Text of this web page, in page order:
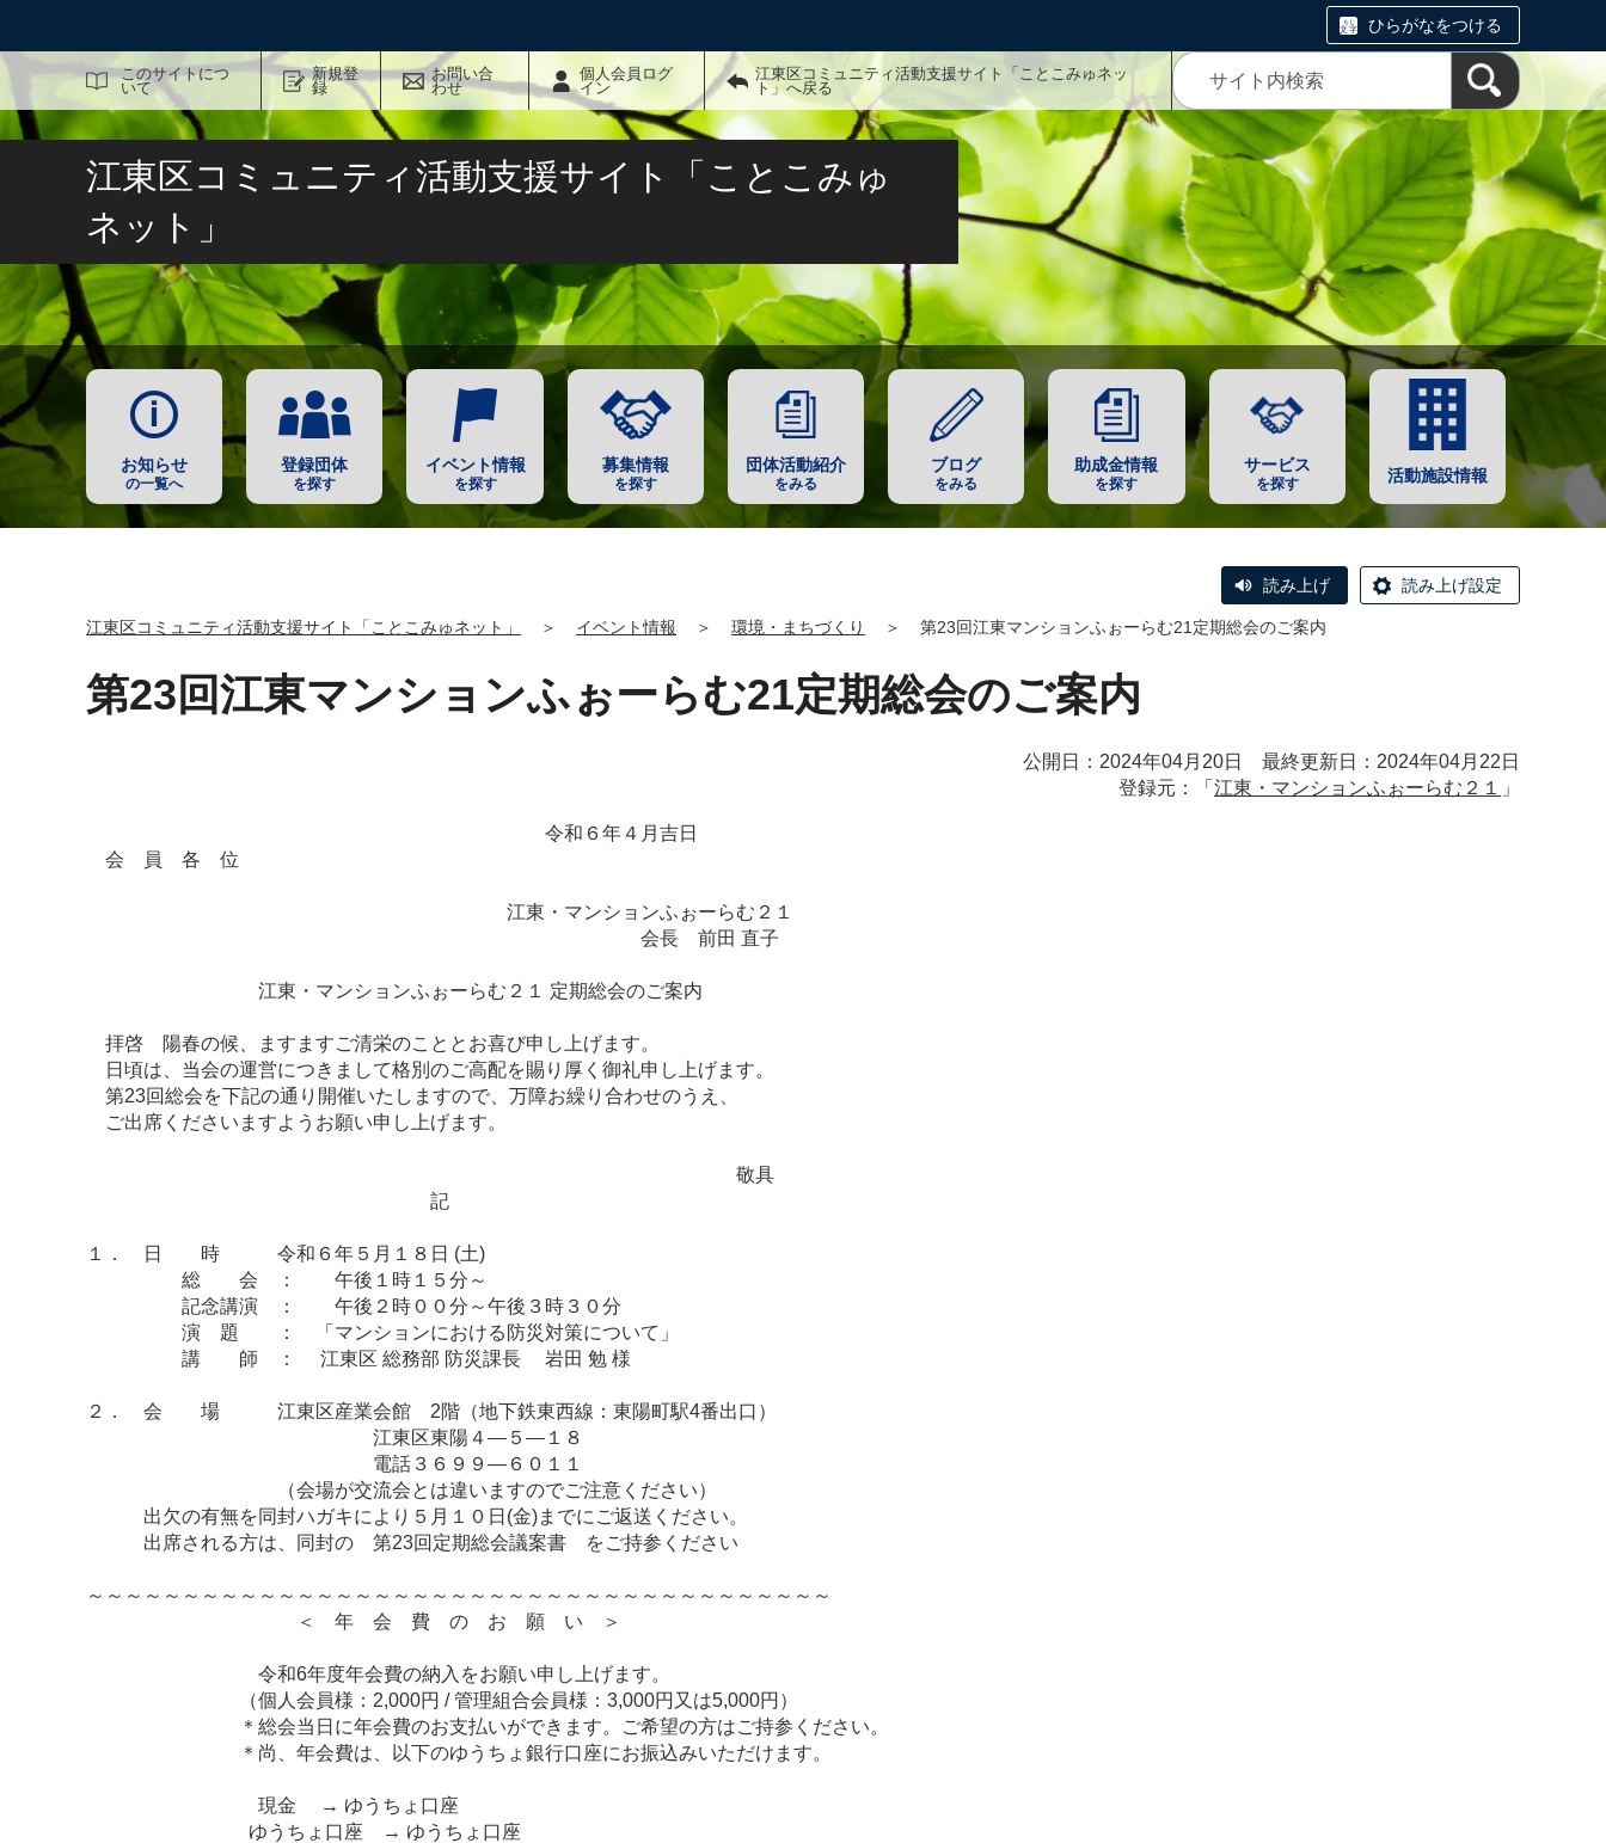
ひらがなをつける
このサイトにつ
いて
新規登
録
お問い合
わせ
個人会員ログ
イン
江東区コミュニティ活動支援サイト「ことこみゅネッ
ト」へ戻る
サイト内検索
江東区コミュニティ活動支援サイト「ことこみゅ
ネット」
お知らせ
の一覧へ
登録団体
を探す
イベント情報
を探す
募集情報
を探す
団体活動紹介
をみる
ブログ
をみる
助成金情報
を探す
サービス
を探す 活動施設情報
読み上げ 読み上げ設定
江東区コミュニティ活動支援サイト「ことこみゅネット」 ＞ イベント情報 ＞ 環境・まちづくり ＞ 第23回江東マンションふぉーらむ21定期総会のご案内
第23回江東マンションふぉーらむ21定期総会のご案内
公開日：2024年04月20日 最終更新日：2024年04月22日
登録元：「 江東・マンションふぉーらむ２１ 」
令和６年４月吉日
会 員 各 位
江東・マンションふぉーらむ２１
会長 前田 直子
江東・マンションふぉーらむ２１ 定期総会のご案内
拝啓 陽春の候、ますますご清栄のこととお喜び申し上げます。
日頃は、当会の運営につきまして格別のご高配を賜り厚く御礼申し上げます。
第23回総会を下記の通り開催いたしますので、万障お繰り合わせのうえ、
ご出席くださいますようお願い申し上げます。
敬具
記
１． 日 時 令和６年５月１８日 (土)
総 会 ： 午後１時１５分～
記念講演 ： 午後２時００分～午後３時３０分
演 題 ： 「マンションにおける防災対策について」
講 師 ： 江東区 総務部 防災課長 岩田 勉 様
２． 会 場 江東区産業会館 2階（地下鉄東西線：東陽町駅4番出口）
江東区東陽４―５―１８
電話３６９９―６０１１
（会場が交流会とは違いますのでご注意ください）
出欠の有無を同封ハガキにより５月１０日(金)までにご返送ください。
出席される方は、同封の 第23回定期総会議案書 をご持参ください
～～～～～～～～～～～～～～～～～～～～～～～～～～～～～～～～～～～～～～～
＜ 年 会 費 の お 願 い ＞
令和6年度年会費の納入をお願い申し上げます。
（個人会員様：2,000円 / 管理組合会員様：3,000円又は5,000円）
＊総会当日に年会費のお支払いができます。ご希望の方はご持参ください。
＊尚、年会費は、以下のゆうちょ銀行口座にお振込みいただけます。
現金 → ゆうちょ口座
ゆうちょ口座 → ゆうちょ口座